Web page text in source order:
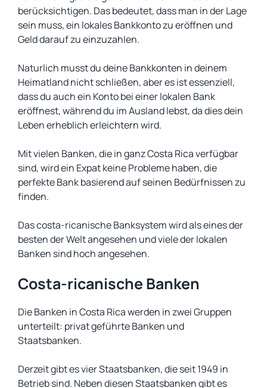
berücksichtigen. Das bedeutet, dass man in der Lage
sein muss, ein lokales Bankkonto zu eröffnen und
Geld darauf zu einzuzahlen.
Naturlich musst du deine Bankkonten in deinem
Heimatland nicht schließen, aber es ist essenziell,
dass du auch ein Konto bei einer lokalen Bank
eröffnest, während du im Ausland lebst, da dies dein
Leben erheblich erleichtern wird.
Mit vielen Banken, die in ganz Costa Rica verfügbar
sind, wird ein Expat keine Probleme haben, die
perfekte Bank basierend auf seinen Bedürfnissen zu
finden.
Das costa-ricanische Banksystem wird als eines der
besten der Welt angesehen und viele der lokalen
Banken sind hoch angesehen.
Costa-ricanische Banken
Die Banken in Costa Rica werden in zwei Gruppen
unterteilt: privat geführte Banken und
Staatsbanken.
Derzeit gibt es vier Staatsbanken, die seit 1949 in
Betrieb sind. Neben diesen Staatsbanken gibt es